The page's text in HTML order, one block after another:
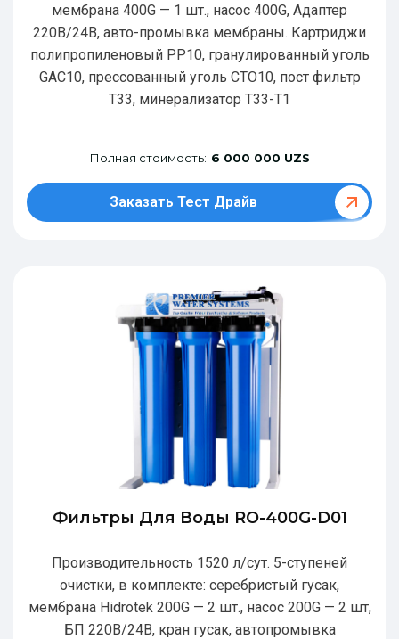
мембрана 400G — 1 шт., насос 400G, Адаптер
220В/24В, авто-промывка мембраны. Картриджи
полипропиленовый РР10, гранулированный уголь
GAC10, прессованный уголь CTO10, пост фильтр
T33, минерализатор Т33-Т1
Полная стоимость: 6 000 000 UZS
Заказать Тест Драйв
Фильтры Для Воды RO-400G-D01
Производительность 1520 л/сут. 5-ступеней
очистки, в комплекте: серебристый гусак,
мембрана Hidrotek 200G — 2 шт., насос 200G — 2 шт,
БП 220В/24В, кран гусак, автопромывка